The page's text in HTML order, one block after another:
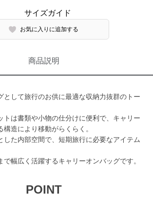
お気に入りに追加する
商品説明
として旅行のお供に最適な収納力抜群のトー
トは書類や小物の仕分けに便利で、キャリー
造により移動がらくらく。
した内部空間で、短期旅行に必要なアイテム
で幅広く活躍するキャリーオンバッグです。
POINT